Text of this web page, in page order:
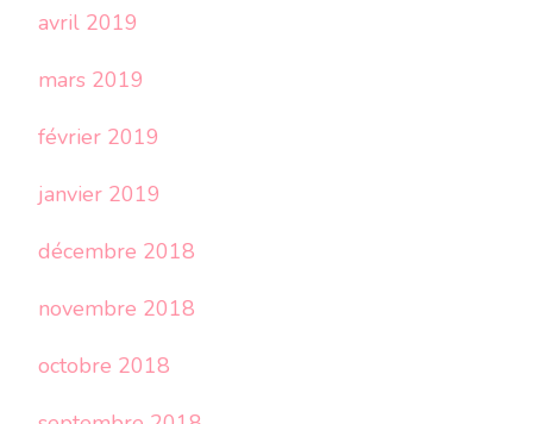
avril 2019
mars 2019
février 2019
janvier 2019
décembre 2018
novembre 2018
octobre 2018